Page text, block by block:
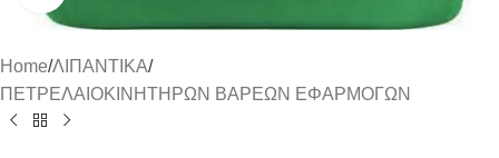
Home/ΛΙΠΑΝΤΙΚΑ/
ΠΕΤΡΕΛΑΙΟΚΙΝΗΤΗΡΩΝ ΒΑΡΕΩΝ ΕΦΑΡΜΟΓΩΝ